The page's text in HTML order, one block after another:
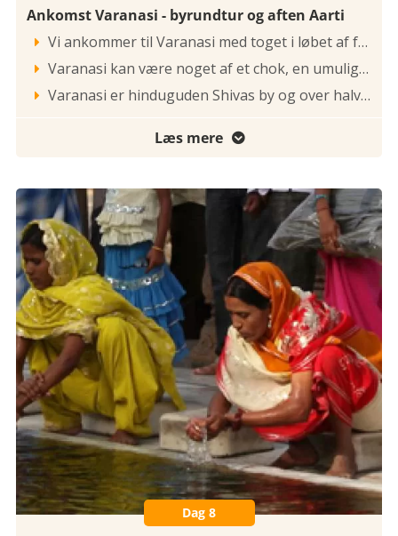
Ankomst Varanasi - byrundtur og aften Aarti
 Vi ankommer til Varanasi med toget i løbet af formiddagen. Såfremt vores værelser er klar, checker vi ind på hotellet ellers tager vi direkte ud på byrundtur i hinduernes helligste by - Varanasi.
 Varanasi kan være noget af et chok, en umulig by at beskrive, sammensat, tæt og den helligste af Indiens byer grundet sin beliggenhed, hvor Ganges kortvarigt løber mod nord. Varanasi ligger, hvor de to floder Varuna og Ashi løber sammen. Med sine 2,5 millioner indbyggere er det for mange indbegrebet af Indien. Byen kan føre sine spor 3.000 år tilbage. Den er spændende, varm, tæt - og en kæmpe oplevelse. Der opholder sig konstant omkring 1 millioner pilgrimme i Varanasi – og i de store festivalperioder, kan der være op til 6 millioner pilgrimme. Pilgrimmene skal på 6 dage følge en 58 km. lang rute og bade fra 5 vigtige badesteder - de såkaldte Ghats, hvoraf der er knap 100 på en 7 km lang strækning. Hvis man dør på ruten og ens aske senere strøs over Ganges, er man befriet for alle senere genfødsler og har opnået Nirvana.
 Varanasi er hinduguden Shivas by og over halvdelen af byens 13.000 templer er viet til Shiva, deriblandt det Gyldne Tempel - Vishvanath, der har et flot forgyldt tag. Her er dog adgang forbudt, men templet overskues fint fra de tilgrænsende tempelområder. Her ligger også Durga templet – et af byens sjoveste og mest levende. Varanasi har op mod 13 festivaler om ugen og byen er meget hellig både i sin fremtræden og i sin egentlige gøren. Dagen afsluttes med en sejltur på Ganges floden. Vi prøver at være her ved solnedgang, vi sejler i små robåde ud på den hellige Ganges, og nyder solnedgangen og ser de flydende lamper blive sendt ned af floden for at bringe de afdøde videre på deres sjælevandring. Vi skal opleve den meget specielle aftenceremoni Aarti, hvor vi ser de lokale hindu-præster udføre mystiske ritualer med ringende klokker, røgelse, olielamper, messende sang i et farvestrålende inferno. Det er en helt speciel stemning vi oplever denne aften, hvor vi får et varmt indblik i den indiske kultur. Overnatning i Varanasi. Frokost og aftensmad er inkluderet.
Læs mere 
Dag 8